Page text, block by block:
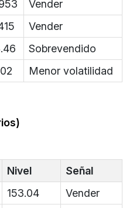
Vender
Vender
Sobrevendido
Menor volatilidad
Nivel
Señal
153.04
Vender